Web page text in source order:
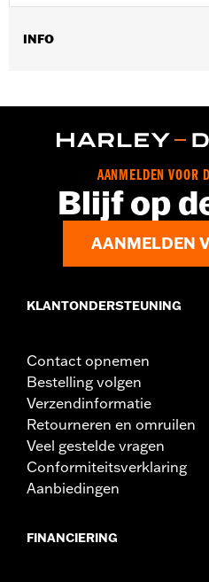
INFO
Collectie:Willie G. Skull
Lichaamsprotectoren inbegrepen
2 jaar beperkte
d.com/warrantyvoor meer
Herkomst:Geïmporteerd
AANMELDEN VOOR
Blijf op
AANMELDEN
KLANTONDERSTEUNING
Contact opnemen
Bestelling volgen
Verzendinformatie
Retourneren en omruilen
Veel gestelde vragen
Conformiteitsverklaring
Aanbiedingen
FINANCIERING